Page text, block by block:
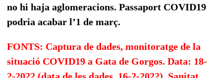
no hi haja aglomeracions. Passaport COVID19
podria acabar l’1 de març.
FONTS: Captura de dades, monitoratge de la
situació COVID19 a Gata de Gorgos. Data: 18-